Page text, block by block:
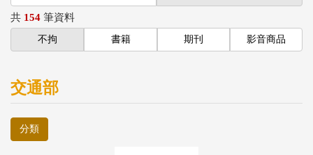
共 154 筆資料
不拘 書籍 期刊 影音商品
交通部
分類